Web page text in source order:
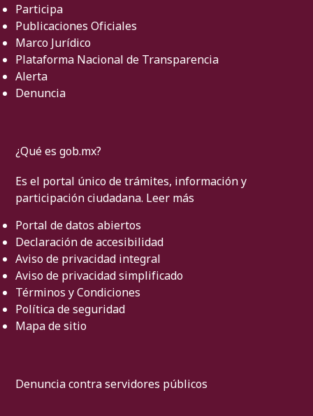
Participa
Publicaciones Oficiales
Marco Jurídico
Plataforma Nacional de Transparencia
Alerta
Denuncia
¿Qué es gob.mx?
Es el portal único de trámites, información y
participación ciudadana. Leer más
Portal de datos abiertos
Declaración de accesibilidad
Aviso de privacidad integral
Aviso de privacidad simplificado
Términos y Condiciones
Política de seguridad
Mapa de sitio
Denuncia contra servidores públicos